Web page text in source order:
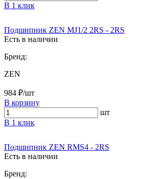
В 1 клик
Подшипник ZEN MJ1/2 2RS - 2RS
Есть в наличии
Бренд:
ZEN
984 ₽/шт
В корзину
шт
В 1 клик
Подшипник ZEN RMS4 - 2RS
Есть в наличии
Бренд: